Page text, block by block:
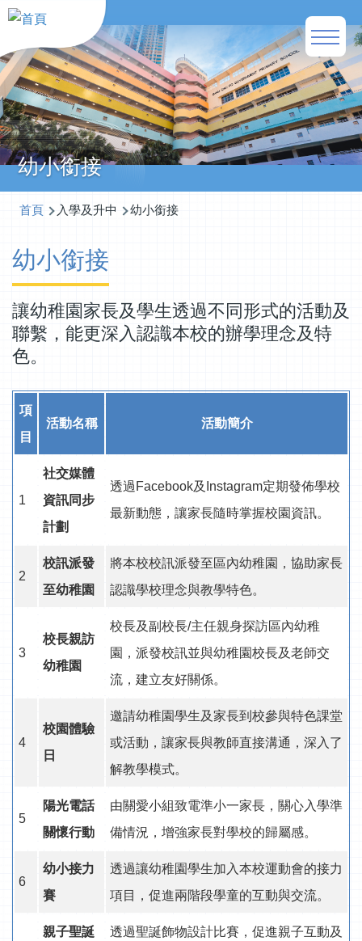
移至主內容
Main
幼小銜接
導
連
結
首頁 入學及升中 幼小銜接
幼小銜接
讓幼稚園家長及學生透過不同形式的活動及
聯繫，能更深入認識本校的辦學理念及特
色。
項
目
活動名稱 活動簡介
1
社交媒體
資訊同步
計劃
透過 Facebook及 Instagram定期發佈學校
最新動態，讓家長隨時掌握校園資訊。
2
校訊派發
至幼稚園
將本校校訊派發至區內幼稚園，協助家長
認識學校理念與教學特色。
3
校長親訪
幼稚園
校長及副校長/主任親身探訪區內幼稚
園，派發校訊並與幼稚園校長及老師交
流，建立友好關係。
4
校園體驗
日
邀請幼稚園學生及家長到校參與特色課堂
或活動，讓家長與教師直接溝通，深入了
解教學模式。
5
陽光電話
關懷行動
由關愛小組致電準小一家長，關心入學準
備情況，增強家長對學校的歸屬感。
6
幼小接力
賽
透過讓幼稚園學生加入本校運動會的接力
項目，促進兩階段學童的互動與交流。
親子聖誕
透過聖誕飾物設計比賽，促進親子互動及